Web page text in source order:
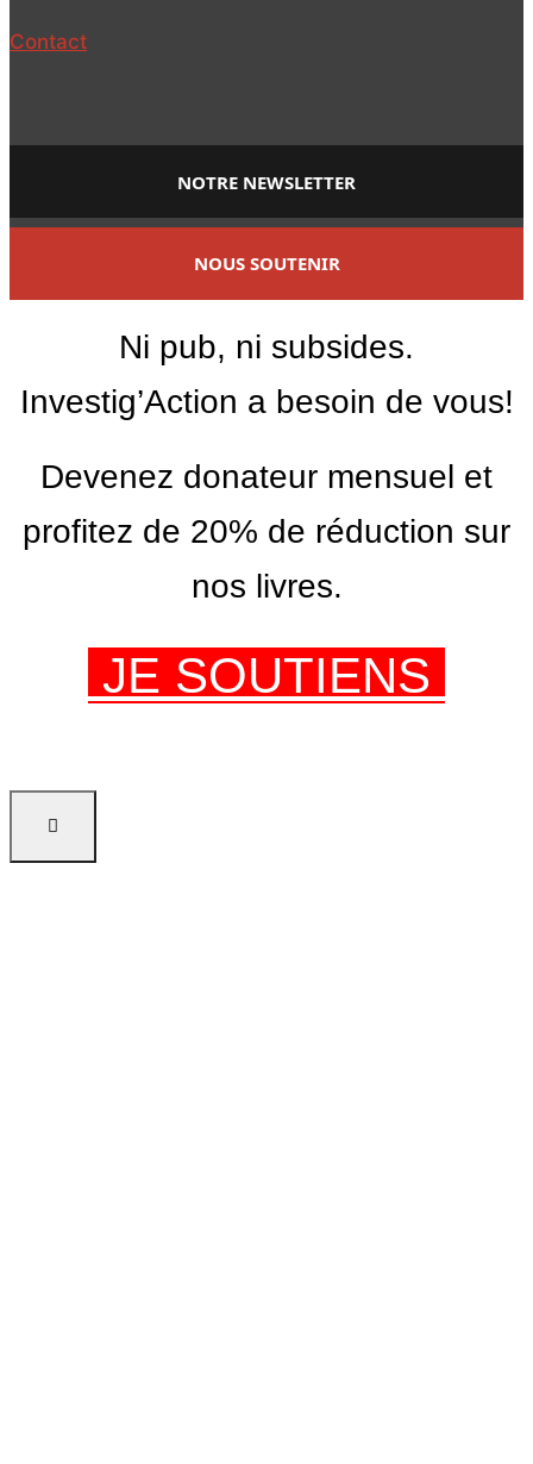
Contact
NOTRE NEWSLETTER
NOUS SOUTENIR
Ni pub, ni subsides.
Investig’Action a besoin de vous!
Devenez donateur mensuel et
profitez de 20% de réduction sur
nos livres.
JE SOUTIENS